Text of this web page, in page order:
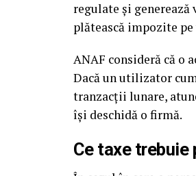
regulate și
plătească impozite
ANAF consideră că o
Dacă un utilizator
tranzacții lunare,
își deschidă o firmă.
Ce taxe trebuie